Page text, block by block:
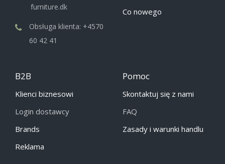
furniture.dk
Obsługa klienta: +4570
60 42 41
Co nowego
B2B
Klienci biznesowi
Login dostawcy
Brands
Reklama
Pomoc
Skontaktuj się z nami
FAQ
Zasady i warunki handlu